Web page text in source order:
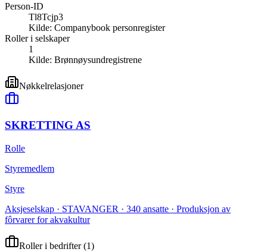
Person-ID
Tl8Tcjp3
Kilde: Companybook personregister
Roller i selskaper
1
Kilde: Brønnøysundregistrene
Nøkkelrelasjoner
SKRETTING AS
Rolle
Styremedlem
Styre
Aksjeselskap · STAVANGER · 340 ansatte · Produksjon av
fôrvarer for akvakultur
Roller i bedrifter(1)